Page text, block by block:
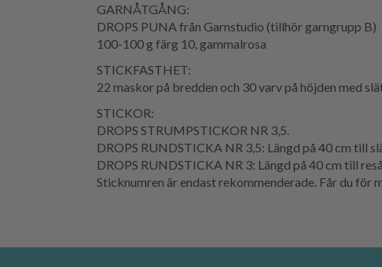
GARNÅTGÅNG:
DROPS PUNA från Garnstudio (tillhör garngrupp B)
100-100 g färg 10, gammalrosa
STICKFASTHET:
22 maskor på bredden och 30 varv på höjden med
STICKOR:
DROPS STRUMPSTICKOR NR 3,5.
DROPS RUNDSTICKA NR 3,5: Längd på 40 cm till
DROPS RUNDSTICKA NR 3: Längd på 40 cm till
Sticknumren är endast rekommenderade. Får du